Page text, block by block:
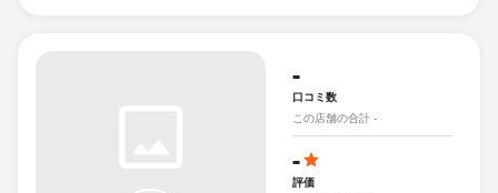
-
口コミ数
この店舗の合計 -
-
評価